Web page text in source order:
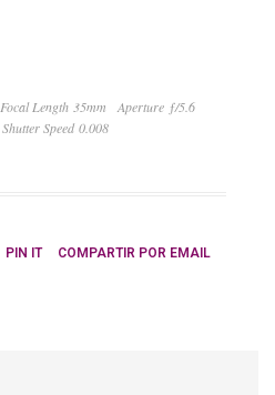
Focal Length 35mm
Aperture ƒ/5.6
Shutter Speed 0.008
PIN IT COMPARTIR POR EMAIL